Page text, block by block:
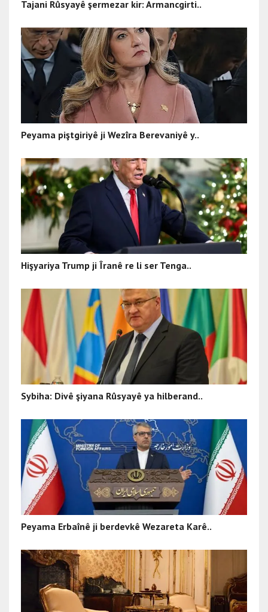
Tajani Rûsyayê şermezar kir: Armancgirti..
Peyama piştgiriyê ji Wezîra Berevaniyê y..
Hişyariya Trump ji Îranê re li ser Tenga..
Sybiha: Divê şiyana Rûsyayê ya hilberand..
Peyama Erbaînê ji berdevkê Wezareta Karê..